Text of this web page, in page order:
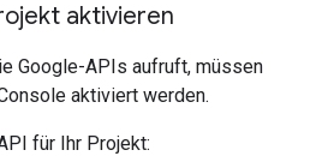
aktivieren
Google-APIs aufruft, müssen
aktiviert werden.
für Ihr Projekt: